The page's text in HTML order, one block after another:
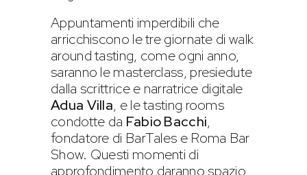
Appuntamenti imperdibili che
arricchiscono le tre giornate di walk
around tasting, come ogni anno,
saranno le masterclass, presiedute
dalla scrittrice e narratrice digitale
Adua Villa, e le tasting rooms
condotte da Fabio Bacchi,
fondatore di BarTales e Roma Bar
Show. Questi momenti di
approfondimento daranno spazio